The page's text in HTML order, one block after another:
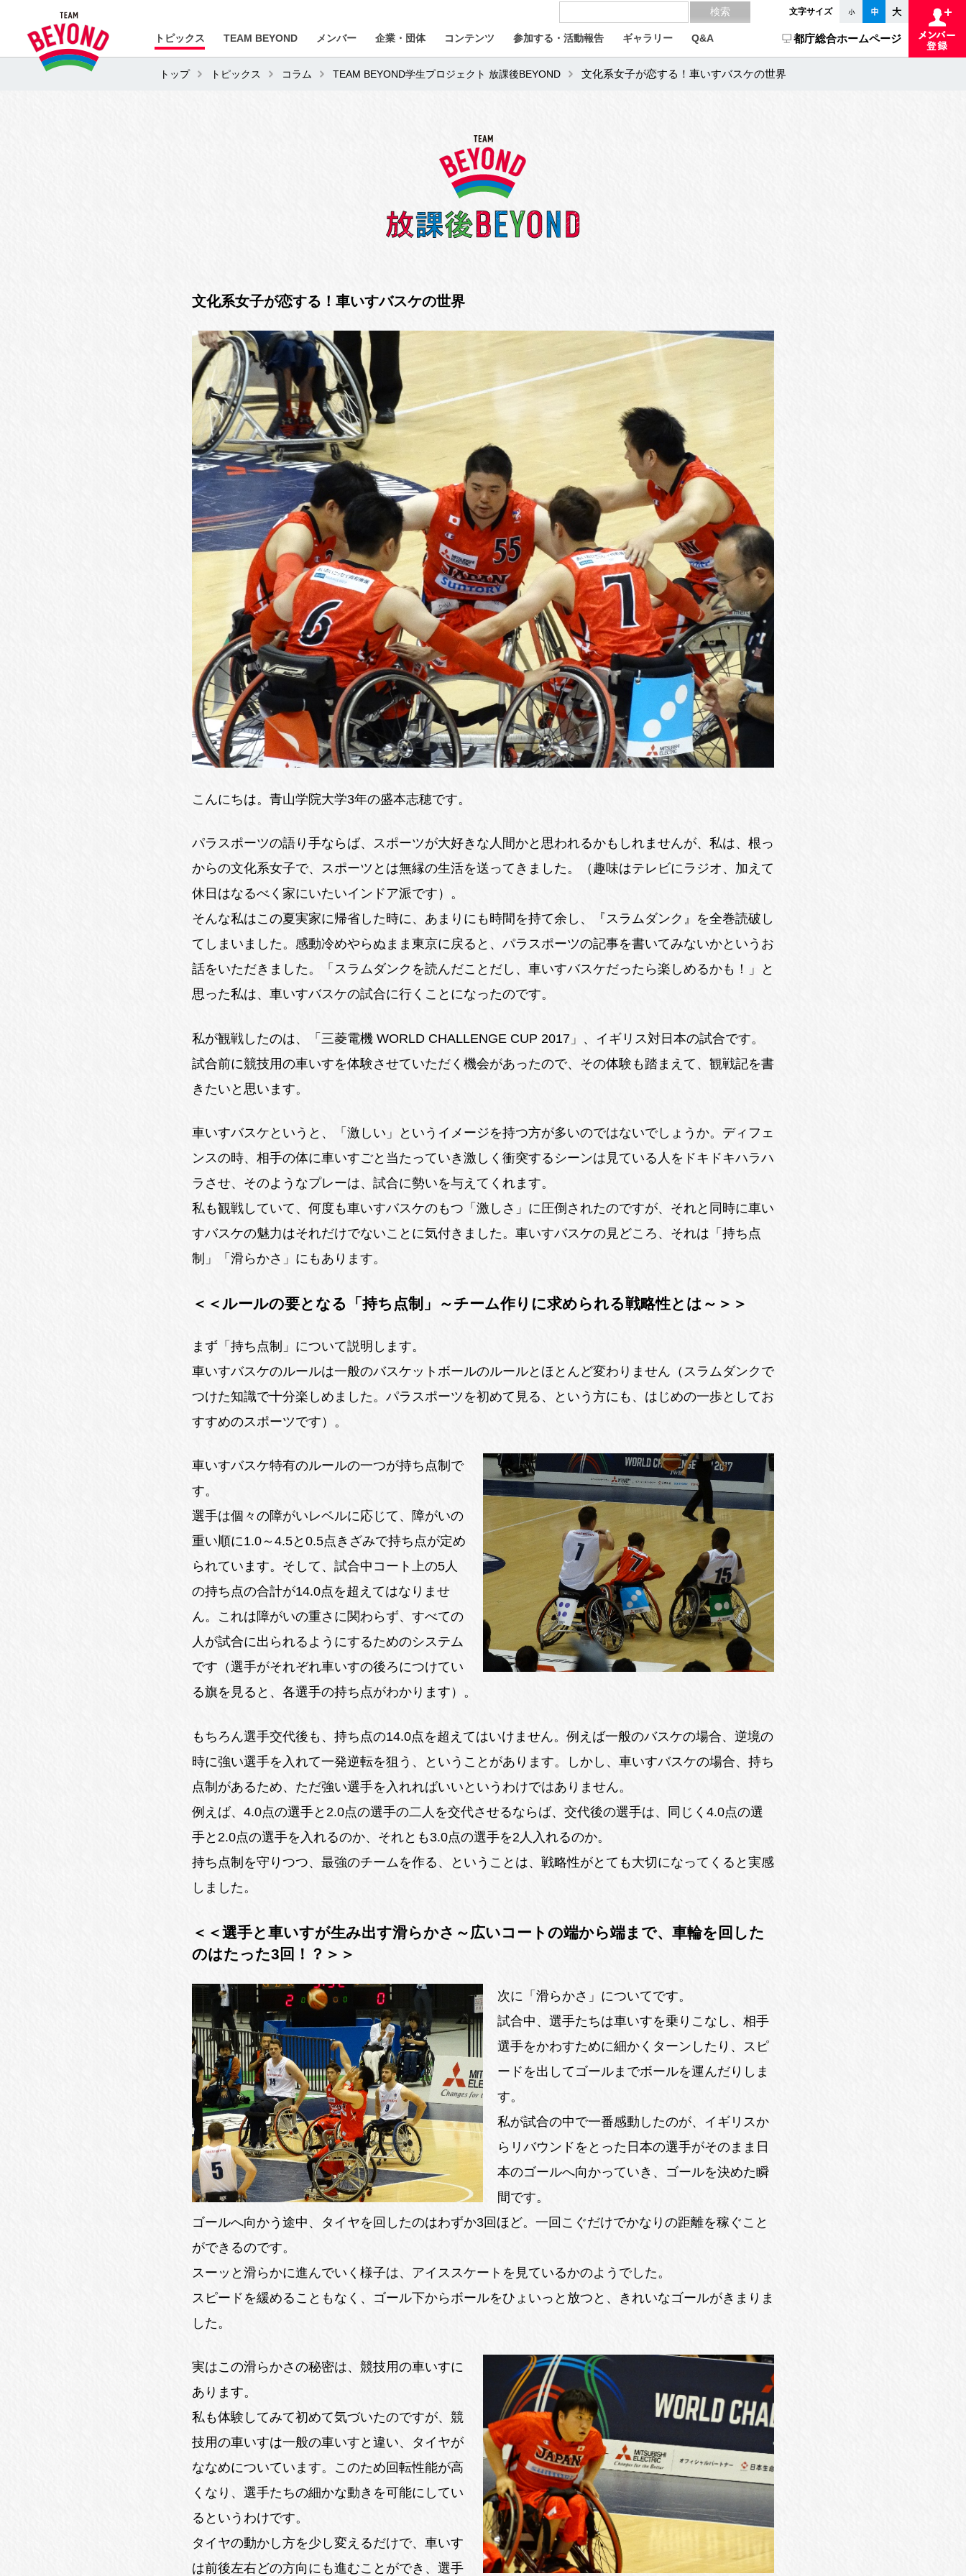
文字サイズ
トピックス TEAM BEYOND メンバー 企業・団体 コンテンツ 参加する・活動報告 ギャラリー Q&A 都庁総合ホームページ
トップ トピックス コラム TEAM BEYOND学生プロジェクト 放課後BEYOND 文化系女子が恋する！車いすバスケの世界
文化系女子が恋する！車いすバスケの世界
こんにちは。青山学院大学3年の盛本志穂です。
パラスポーツの語り手ならば、スポーツが大好きな人間かと思われるかもしれませんが、私は、根っ
からの文化系女子で、スポーツとは無縁の生活を送ってきました。（趣味はテレビにラジオ、加えて
休日はなるべく家にいたいインドア派です）。
そんな私はこの夏実家に帰省した時に、あまりにも時間を持て余し、『スラムダンク』を全巻読破し
てしまいました。感動冷めやらぬまま東京に戻ると、パラスポーツの記事を書いてみないかというお
話をいただきました。「スラムダンクを読んだことだし、車いすバスケだったら楽しめるかも！」と
思った私は、車いすバスケの試合に行くことになったのです。
私が観戦したのは、「三菱電機 WORLD CHALLENGE CUP 2017」、イギリス対日本の試合です。
試合前に競技用の車いすを体験させていただく機会があったので、その体験も踏まえて、観戦記を書
きたいと思います。
車いすバスケというと、「激しい」というイメージを持つ方が多いのではないでしょうか。ディフェ
ンスの時、相手の体に車いすごと当たっていき激しく衝突するシーンは見ている人をドキドキハラハ
ラさせ、そのようなプレーは、試合に勢いを与えてくれます。
私も観戦していて、何度も車いすバスケのもつ「激しさ」に圧倒されたのですが、それと同時に車い
すバスケの魅力はそれだけでないことに気付きました。車いすバスケの見どころ、それは「持ち点
制」「滑らかさ」にもあります。
＜＜ルールの要となる「持ち点制」～チーム作りに求められる戦略性とは～＞＞
まず「持ち点制」について説明します。
車いすバスケのルールは一般のバスケットボールのルールとほとんど変わりません（スラムダンクで
つけた知識で十分楽しめました。パラスポーツを初めて見る、という方にも、はじめの一歩としてお
すすめのスポーツです）。
車いすバスケ特有のルールの一つが持ち点制で
す。
選手は個々の障がいレベルに応じて、障がいの
重い順に1.0～4.5と0.5点きざみで持ち点が定め
られています。そして、試合中コート上の5人
の持ち点の合計が14.0点を超えてはなりませ
ん。これは障がいの重さに関わらず、すべての
人が試合に出られるようにするためのシステム
です（選手がそれぞれ車いすの後ろにつけてい
る旗を見ると、各選手の持ち点がわかります）。
もちろん選手交代後も、持ち点の14.0点を超えてはいけません。例えば一般のバスケの場合、逆境の
時に強い選手を入れて一発逆転を狙う、ということがあります。しかし、車いすバスケの場合、持ち
点制があるため、ただ強い選手を入れればいいというわけではありません。
例えば、4.0点の選手と2.0点の選手の二人を交代させるならば、交代後の選手は、同じく4.0点の選
手と2.0点の選手を入れるのか、それとも3.0点の選手を2人入れるのか。
持ち点制を守りつつ、最強のチームを作る、ということは、戦略性がとても大切になってくると実感
しました。
＜＜選手と車いすが生み出す滑らかさ～広いコートの端から端まで、車輪を回した
のはたった3回！？＞＞
次に「滑らかさ」についてです。
試合中、選手たちは車いすを乗りこなし、相手
選手をかわすために細かくターンしたり、スピ
ードを出してゴールまでボールを運んだりしま
す。
私が試合の中で一番感動したのが、イギリスか
らリバウンドをとった日本の選手がそのまま日
本のゴールへ向かっていき、ゴールを決めた瞬
間です。
ゴールへ向かう途中、タイヤを回したのはわずか3回ほど。一回こぐだけでかなりの距離を稼ぐこと
ができるのです。
スーッと滑らかに進んでいく様子は、アイススケートを見ているかのようでした。
スピードを緩めることもなく、ゴール下からボールをひょいっと放つと、きれいなゴールがきまりま
した。
実はこの滑らかさの秘密は、競技用の車いすに
あります。
私も体験してみて初めて気づいたのですが、競
技用の車いすは一般の車いすと違い、タイヤが
ななめについています。このため回転性能が高
くなり、選手たちの細かな動きを可能にしてい
るというわけです。
タイヤの動かし方を少し変えるだけで、車いす
は前後左右どの方向にも進むことができ、選手